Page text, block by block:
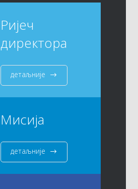
Ријеч
директора
детаљније
Мисија
детаљније